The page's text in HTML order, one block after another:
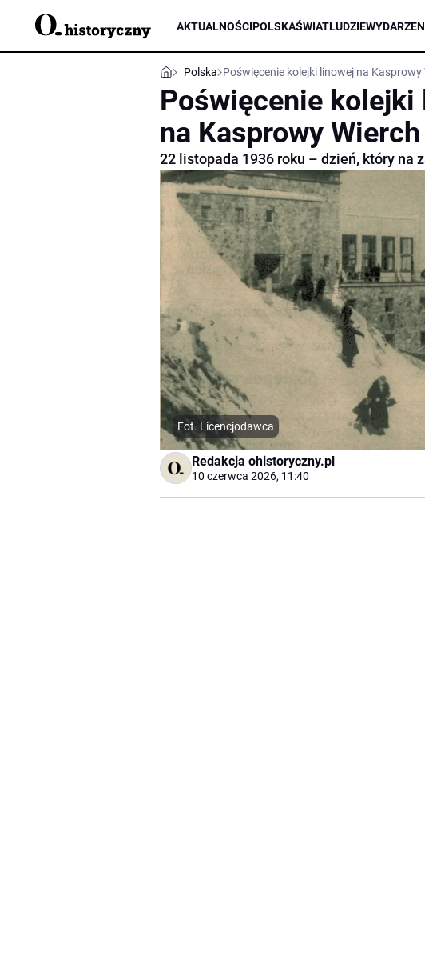
AKTUALNOŚCIPOLSKAŚWIATLUDZIE
Polska Poświęcenie kolejki linowej na
Poświęcenie kolejki
na Kasprowy
22 listopada 1936 roku – dzień, który na
Fot. Licencjodawca
Redakcja ohistoryczny.pl
10 czerwca 2026, 11:40